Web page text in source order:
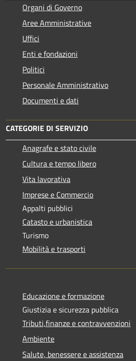
Organi di Governo
Aree Amministrative
Uffici
Enti e fondazioni
Politici
Personale Amministrativo
Documenti e dati
CATEGORIE DI SERVIZIO
Anagrafe e stato civile
Cultura e tempo libero
Vita lavorativa
Imprese e Commercio
Appalti pubblici
Catasto e urbanistica
Turismo
Mobilità e trasporti
Educazione e formazione
Giustizia e sicurezza pubblica
Tributi,finanze e contravvenzioni
Ambiente
Salute, benessere e assistenza